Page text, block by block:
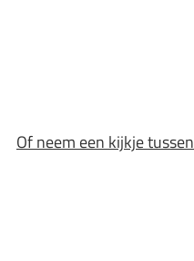
Of neem een kijkje